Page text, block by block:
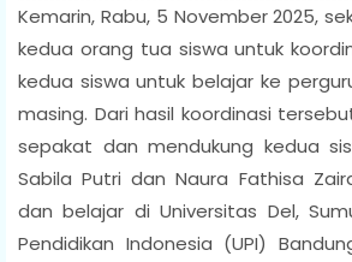
Kemarin, Rabu, 5 November 2025,
kedua orang tua siswa untuk
kedua siswa untuk belajar ke
masing. Dari hasil koordinasi
sepakat dan mendukung kedua
Sabila Putri dan Naura Fathisa
dan belajar di Universitas Del,
Pendidikan Indonesia (UPI)